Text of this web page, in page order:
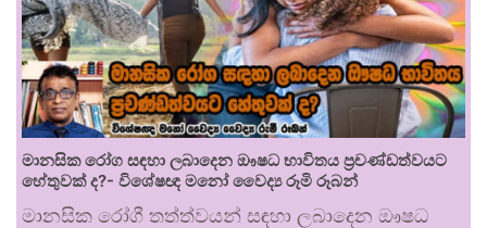
මානසික රෝග සඳහා ලබාදෙන ඖෂධ භාවිතය ප්‍රචණ්ඩත්වයට
හේතුවක් ද?- විශේෂඥ මනෝ වෛද්‍ය රූමි රූබන්
මානසික රෝගී තත්ත්වයන් සඳහා ලබාදෙන ඖෂධ